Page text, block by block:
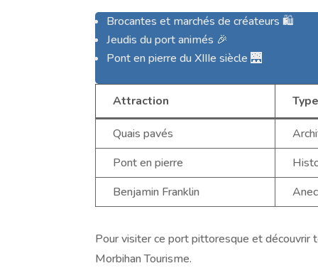
Brocantes et marchés de créateurs 🛍️
Jeudis du port animés 🎉
Pont en pierre du XIIIe siècle 🌉
Attraction
Quais pavés
Pont en pierre
Benjamin Franklin
Pour visiter ce port pittoresque et découvrir
Morbihan Tourisme.